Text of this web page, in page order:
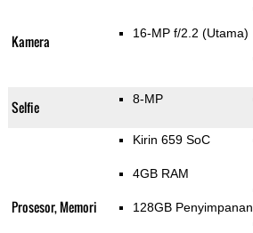
Kamera 16-MP f/2.2 (Utama)
Selfie 8-MP
Prosesor, Memori
Kirin 659 SoC
4GB RAM
128GB Penyimpanan